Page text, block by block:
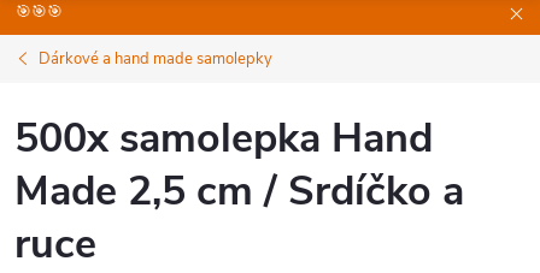
🎯🎯🎯
Dárkové a hand made samolepky
500x samolepka Hand
Made 2,5 cm / Srdíčko a
ruce